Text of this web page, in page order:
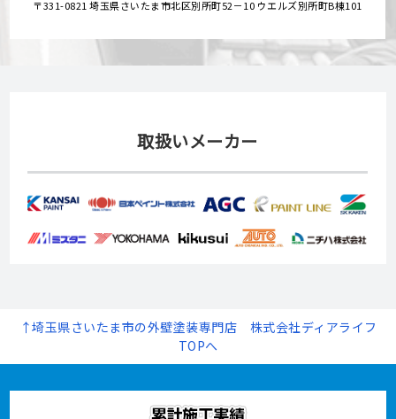
〒331-0821 埼玉県さいたま市北区別所町52－10 ウエルズ別所町B棟101
取扱いメーカー
↑埼玉県さいたま市の外壁塗装専門店 株式会社ディアライフ
TOPへ